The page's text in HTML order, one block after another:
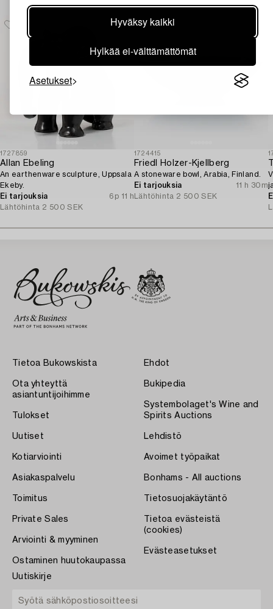
Hyväksy kaikki
Hylkää ei-välttämättömät
Asetukset
1727859
Allan Ebeling
An earthenware sculpture, Uppsala
Ekeby.
Ei tarjouksia
6p 11 h
Lähtöhinta 2 500 SEK
1724415
Friedl Holzer-Kjellberg
A stoneware bowl, Arabia, Finland.
Ei tarjouksia
11 h 30m
Lähtöhinta 2 500 SEK
Tietoa Bukowskista
Ota yhteyttä
asiantuntijoihimme
Tulokset
Uutiset
Kotiarviointi
Asiakaspalvelu
Toimitus
Private Sales
Arviointi & myyminen
Ostaminen huutokaupassa
Ehdot
Bukipedia
Systembolaget's Wine and
Spirits Auctions
Lehdistö
Avoimet työpaikat
Bonhams - All auctions
Tietosuojakäytäntö
Tietoa evästeistä
(cookies)
Evästeasetukset
Uutiskirje